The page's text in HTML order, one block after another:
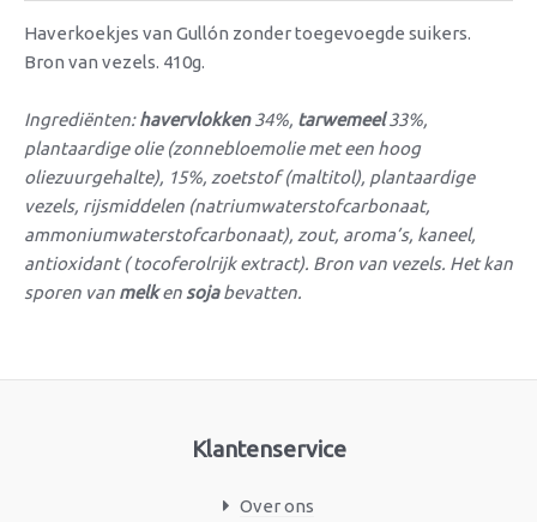
Haverkoekjes van Gullón zonder toegevoegde suikers.
Bron van vezels. 410g.
Ingrediënten:havervlokken34%, tarwemeel33%,
plantaardige olie (zonnebloemolie met een hoog
oliezuurgehalte), 15%, zoetstof (maltitol), plantaardige
vezels, rijsmiddelen (natriumwaterstofcarbonaat,
ammoniumwaterstofcarbonaat), zout, aroma’s, kaneel,
antioxidant ( tocoferolrijk extract). Bron van vezels. Het kan
sporen van melken sojabevatten.
Klantenservice
Over ons